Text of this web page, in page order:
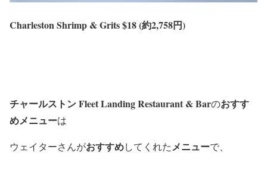
Charleston Shrimp & Grits $18 (約2,758円)
チャールストン Fleet Landing Restaurant & Barのおすす
めメニューは
ウェイターさんがおすすめしてくれた メニューで、